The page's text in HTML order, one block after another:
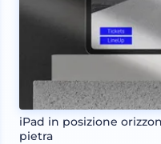
iPad in posizione
pietra